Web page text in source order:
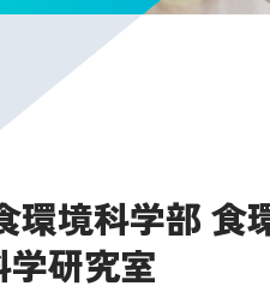
環境科学部
研究室